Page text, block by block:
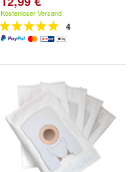
Kostenloser Versand
4